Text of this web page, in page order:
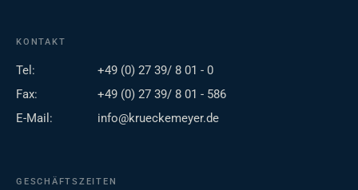
KONTAKT
Tel:
+49 (0) 27 39/ 8 01 - 0
Fax:
+49 (0) 27 39/ 8 01 - 586
E-Mail:
info@krueckemeyer.de
GESCHÄFTSZEITEN